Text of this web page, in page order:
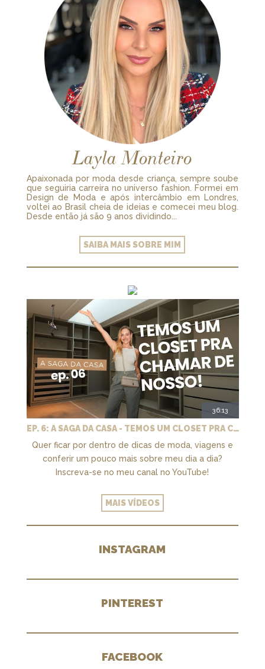
Layla Monteiro
Apaixonada por moda desde criança, sempre soube
que seguiria carreira no universo fashion. Formei em
Design de Moda e após intercâmbio em Londres,
voltei ao Brasil cheia de ideias e comecei meu blog.
Desde então já são 9 anos dividindo...
SAIBA MAIS SOBRE MIM
36:13
EP. 6: A SAGA DA CASA - TEMOS UM CLOSET PRA CHAMAR DE NOSSO + MARCENARIA E PAISAGISMO
Quer ficar por dentro de dicas de moda, viagens e
conferir um pouco mais sobre meu dia a dia?
Inscreva-se no meu canal no YouTube!
MAIS VÍDEOS
INSTAGRAM
PINTEREST
FACEBOOK